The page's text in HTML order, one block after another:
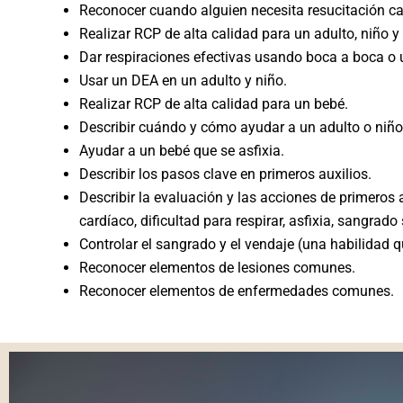
Reconocer cuando alguien necesita resucitación
Realizar RCP de alta calidad para un adulto, niño y
Dar respiraciones efectivas usando boca a boca
Usar un DEA en un adulto y niño.
Realizar RCP de alta calidad para un bebé.
Describir cuándo y cómo ayudar a un adulto o
Ayudar a un bebé que se asfixia.
Describir los pasos clave en primeros auxilios.
Describir la evaluación y las acciones de
cardíaco, dificultad para respirar, asfixia,
Controlar el sangrado y el vendaje (una habilidad
Reconocer elementos de lesiones comunes.
Reconocer elementos de enfermedades comunes.